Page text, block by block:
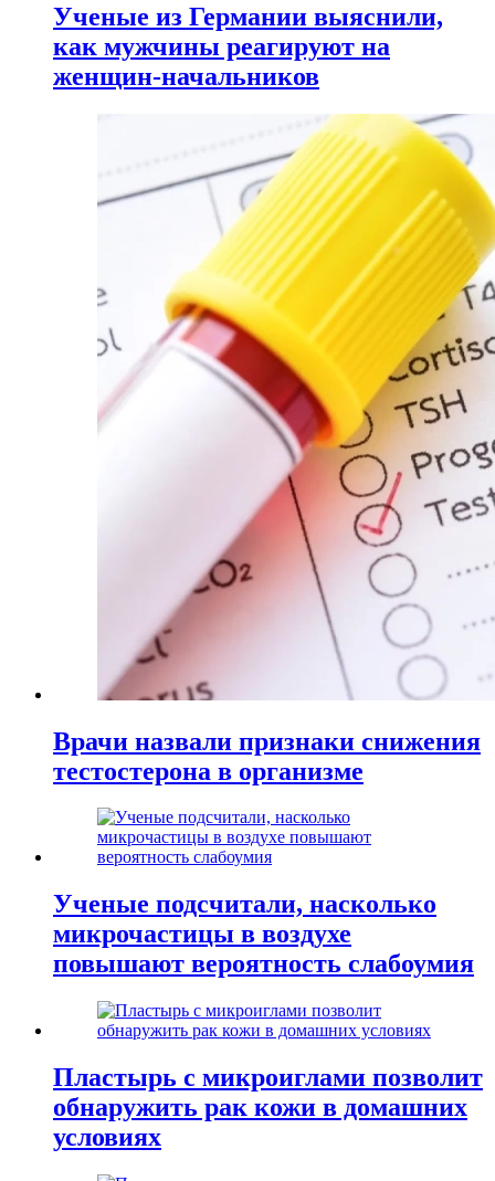
Ученые из Германии выяснили,
как мужчины реагируют на
женщин-начальников
Врачи назвали признаки снижения
тестостерона в организме
Ученые подсчитали, насколько
микрочастицы в воздухе
повышают вероятность слабоумия
Пластырь с микроиглами позволит
обнаружить рак кожи в домашних
условиях